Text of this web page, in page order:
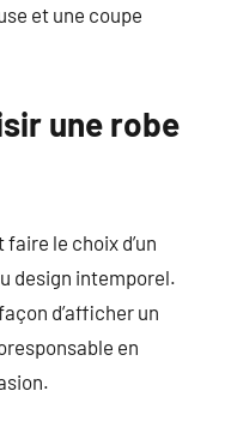
et une coupe
une robe
le choix d’un
design intemporel.
d’afficher un
en